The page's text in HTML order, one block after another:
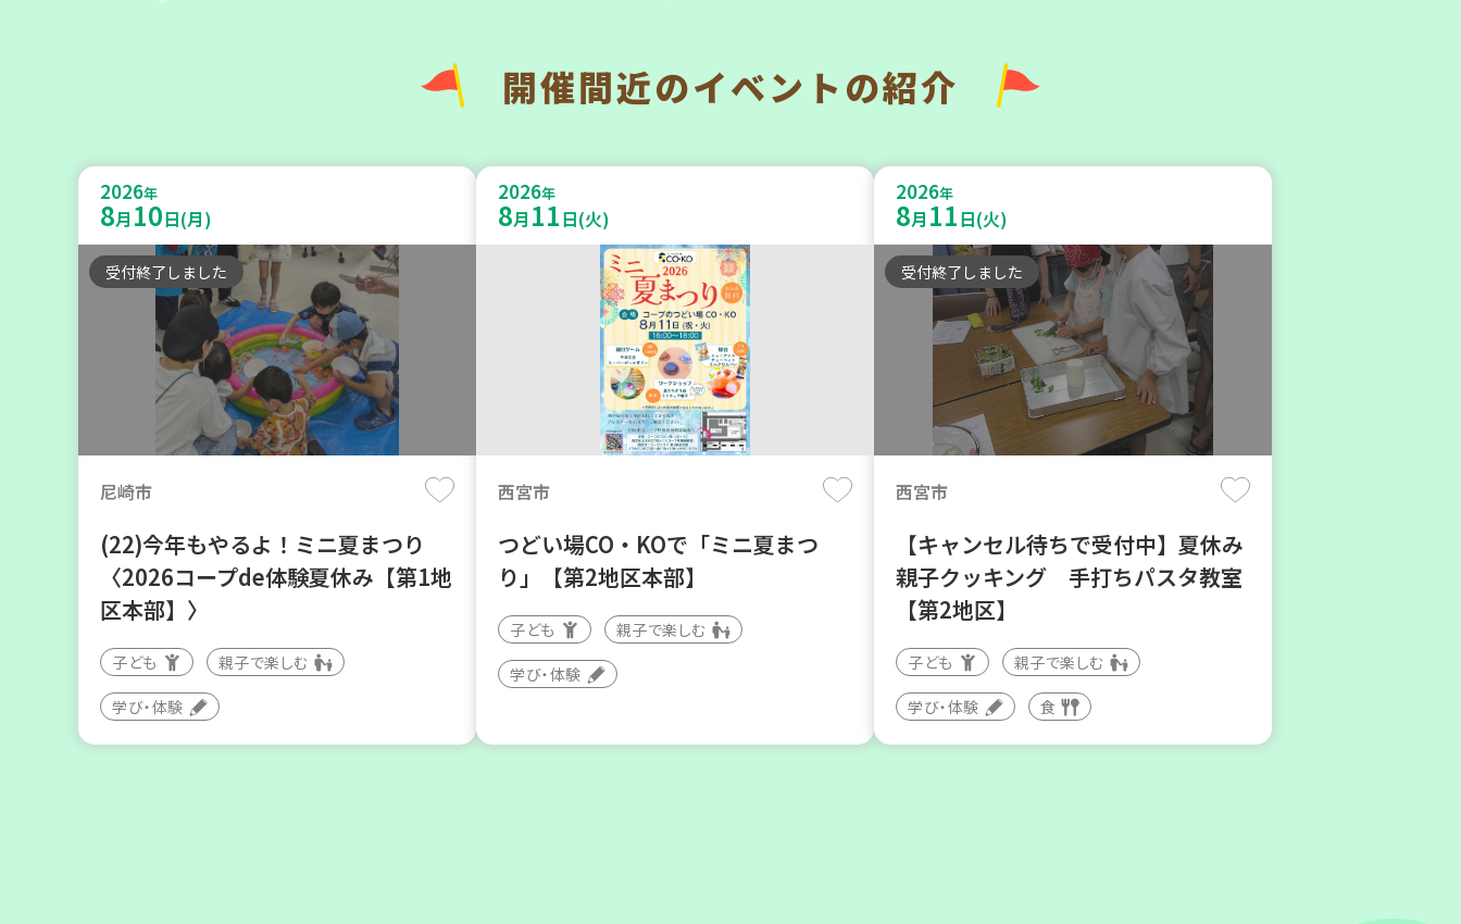
【第3地区本部】こべっこBOSAI(ぼ
うさい)教室～かぞくで楽しくまなぼ
うさい～
学び・体験 平和・防災
神戸市東灘区
【第3地区本部】「ふれあいティー
ルームすみれ会」（毎月第2金曜
日）
カフェ・つどい場
神戸市東灘区
【第3地区本部】住み慣れた地域で
暮らしたい 「コープくらしの助け合
いの会」(会場：住吉)
ボランティア
年
神戸市須磨区
【第3地区本部】初心者も料理好き
日(木)
神戸市兵庫区
【第3地区本部】住み慣れた地域で
年
28日(金)
神戸市長田区
【第3地区本部】涼しい室内で遊ぼ
開催間近のイベントの紹介
2026年
8月 10日(月)
受付終了しました
尼崎市
(22)今年もやるよ！ミニ夏まつり
〈2026コープde体験夏休み【第1地
区本部】〉
子ども 親子で楽しむ
学び・体験
2026年
8月 11日(火)
西宮市
つどい場CO・KOで「ミニ夏まつ
り」【第2地区本部】
子ども 親子で楽しむ
学び・体験
2026年
8月 11日(火)
受付終了しました
西宮市
【キャンセル待ちで受付中】夏休み
親子クッキング 手打ちパスタ教室
【第2地区】
子ども 親子で楽しむ
学び・体験 食